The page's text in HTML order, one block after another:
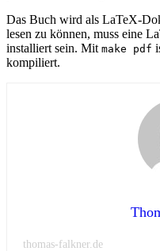
Das Buch wird als LaTeX-
lesen zu können, muss eine
installiert sein. Mit make pdf
kompiliert.
thomas-falkner.de